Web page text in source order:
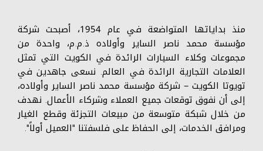
منذ بداياتها المتواضعة في عام 1954، أصبحت شركة
مؤسسة محمد ناصر الساير وأولاده ذ.م.م، واحدة من
مجموعات وكلاء السيارات الرائدة في الكويت التي تمثل
العلامات التجارية الرائدة في العالم. نسعى جاهدين في
تويوتا الكويت – شركة مؤسسة محمد ناصر الساير وأولاده،
إلى أن نفوق توقعات جميع العملاء وشركاء الأعمال. نهدف
من خلال شبكة متوسعة من مبيعات التجزئة وقطع الغيار
ومرافق الخدمات، إلى الحفاظ على فلسفتنا "العميل أولاً".